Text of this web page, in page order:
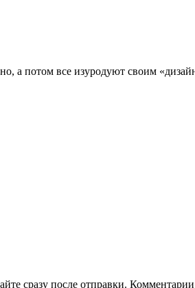
а потом все изуродуют своим
сразу после отправки.